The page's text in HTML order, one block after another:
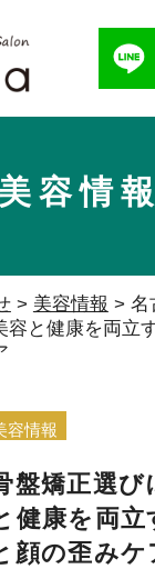
美容情報
> 美容情報 > 名
容と健康を両立
容情報
盤矯正選び
健康を両立
顔の歪みケ